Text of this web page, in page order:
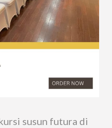
susun futura di